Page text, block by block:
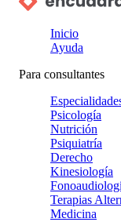
Inicio
Ayuda
Para consultantes
Psicología
Nutrición
Psiquiatría
Derecho
Kinesiología
Terapias
Medicina